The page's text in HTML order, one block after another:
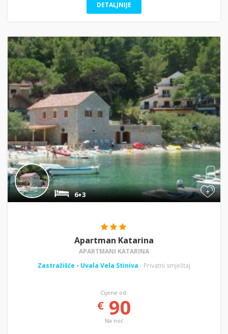
DETALJNIJE
+
6+3
Apartman Katarina
APARTMANI KATARINA
Zastražišće - Uvala Vela Stiniva - Privatni smještaj
Cijene od:
€90
Na noć